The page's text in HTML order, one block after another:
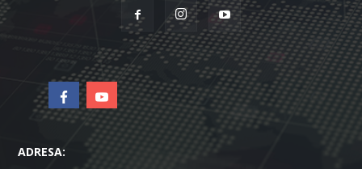
ADRESA: